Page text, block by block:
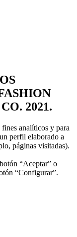
2021.
analíticos y para
perfil elaborado a
páginas visitadas).
“Aceptar” o
“Configurar”.